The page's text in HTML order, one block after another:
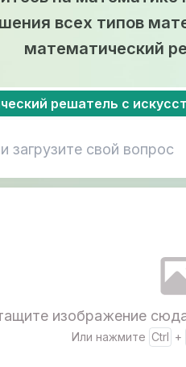
всех типов
математический
решатель с
изображение
Или нажмите Ctrl +